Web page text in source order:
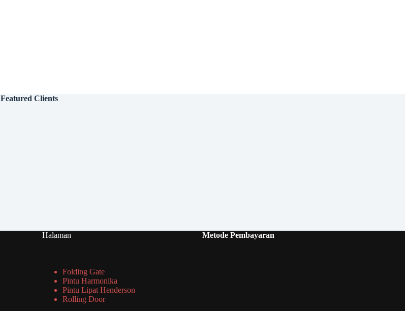
Featured Clients
Halaman
Folding Gate
Pintu Harmonika
Pintu Lipat Henderson
Rolling Door
Metode Pembayaran